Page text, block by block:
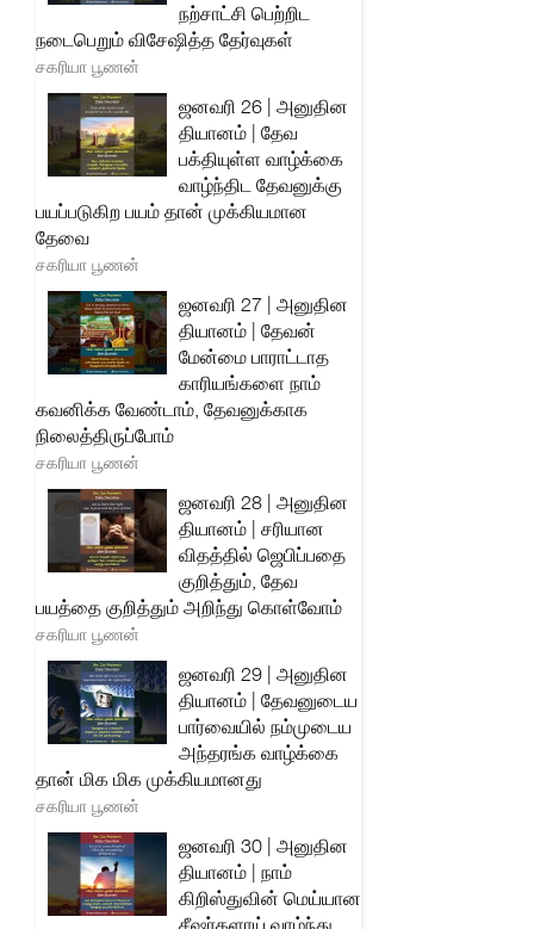
நற்சாட்சி பெற்றிட
நடைபெறும் விசேஷித்த தேர்வுகள்
சகரியா பூணன்
ஜனவரி 26 | அனுதின
தியானம் | தேவ
பக்தியுள்ள வாழ்க்கை
வாழ்ந்திட தேவனுக்கு
பயப்படுகிற பயம் தான் முக்கியமான
தேவை
சகரியா பூணன்
ஜனவரி 27 | அனுதின
தியானம் | தேவன்
மேன்மை பாராட்டாத
காரியங்களை நாம்
கவனிக்க வேண்டாம், தேவனுக்காக
நிலைத்திருப்போம்
சகரியா பூணன்
ஜனவரி 28 | அனுதின
தியானம் | சரியான
விதத்தில் ஜெபிப்பதை
குறித்தும், தேவ
பயத்தை குறித்தும் அறிந்து கொள்வோம்
சகரியா பூணன்
ஜனவரி 29 | அனுதின
தியானம் | தேவனுடைய
பார்வையில் நம்முடைய
அந்தரங்க வாழ்க்கை
தான் மிக மிக முக்கியமானது
சகரியா பூணன்
ஜனவரி 30 | அனுதின
தியானம் | நாம்
கிறிஸ்துவின் மெய்யான
சீஷர்களாய் வாழ்ந்து